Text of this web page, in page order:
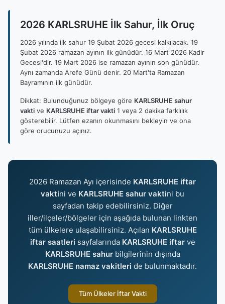
2026 KARLSRUHE İlk Sahur, İlk Oruç
2026 yılında ilk sahur 19 Şubat 2026 gecesi kalkılacak. 19
Şubat 2026 ramazan ayının ilk günüdür. 16 Mart 2026 Kadir
Gecesi'dir. 19 Mart 2026 ise ramazan ayının son günüdür.
Aynı zamanda Arefe Günü denir. 20 Mart'ta Ramazan
Bayramının ilk günüdür.
Dikkat: Bulunduğunuz bölgeye göre KARLSRUHE sahur
vakti ve KARLSRUHE iftar vakti 1 veya 2 dakika farklılık
gösterebilir. Lütfen ezanın okunmasını bekleyin ve ona
göre orucunuzu açınız.
2026 Ramazan Ayı içerisinde KARLSRUHE iftar
vaktini ve KARLSRUHE sahur vaktini bu
sayfadan takip edebilirsiniz. Diğer
iller/ilçeler/bölgeler için aşağıda bulunan linkten
tüm ülkelere ulaşabilirsiniz. Açılan KARLSRUHE
iftar saatleri sayfalarında KARLSRUHE iftarve
KARLSRUHE sahurbilgilerinin dışında
KARLSRUHE namaz vakitleri de bulunmaktadır.
Tüm Ülkeler İftar Vakti